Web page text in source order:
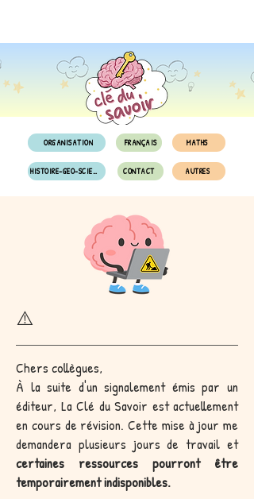
ORGANISATION FRANÇAIS MATHS
HISTOIRE-GEO-SCIENCES CONTACT AUTRES
⚠️
Chers collègues,
À la suite d'un signalement émis par un
éditeur, La Clé du Savoir est actuellement
en cours de révision. Cette mise à jour me
demandera plusieurs jours de travail et
certaines ressources pourront être
temporairement indisponibles.